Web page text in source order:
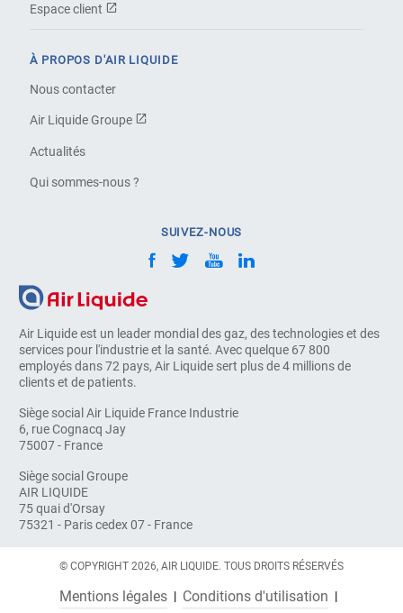
Air Liquide est un leader mondial des gaz, des technologies et des
services pour l'industrie et la santé. Avec quelque 67 800
employés dans 72 pays, Air Liquide sert plus de 4 millions de
clients et de patients.
Siège social Air Liquide France Industrie
6, rue Cognacq Jay
75007 - France
Siège social Groupe
AIR LIQUIDE
75 quai d'Orsay
75321 - Paris cedex 07 - France
Espace client
À PROPOS D'AIR LIQUIDE
Nous contacter
Air Liquide Groupe
Actualités
Qui sommes-nous ?
SUIVEZ-NOUS
© COPYRIGHT 2026, AIR LIQUIDE. TOUS DROITS RÉSERVÉS
Mentions légales
Conditions d'utilisation